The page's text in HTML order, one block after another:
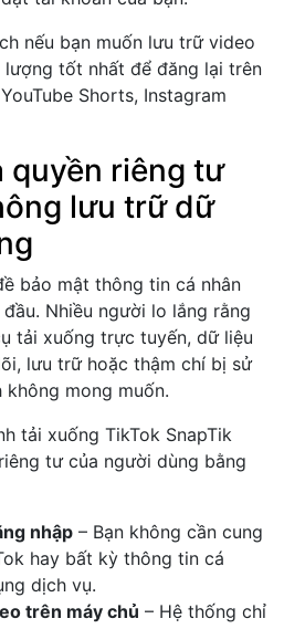
nếu bạn muốn lưu trữ video
lượng tốt nhất để đăng lại trên
Shorts, Instagram
quyền riêng tư
lưu trữ dữ
bảo mật thông tin cá nhân
Nhiều người lo lắng rằng
tải xuống trực tuyến, dữ liệu
lưu trữ hoặc thậm chí bị sử
mong muốn.
tải xuống TikTok SnapTik
tư của người dùng bằng
nhập – Bạn không cần cung
hay bất kỳ thông tin cá
dịch vụ.
trên máy chủ – Hệ thống chỉ